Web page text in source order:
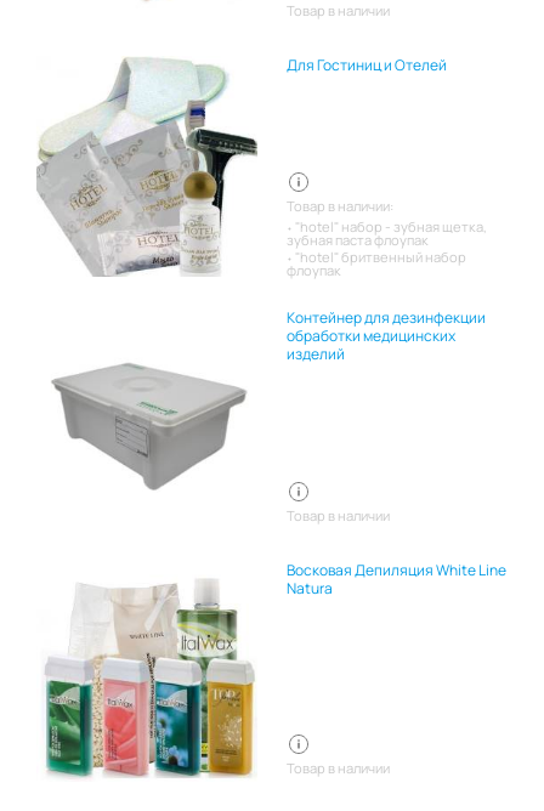
Товар в наличии
Для Гостиниц и Отелей
Товар в наличии:
"hotel" набор - зубная щетка,
зубная паста флоупак
"hotel" бритвенный набор
флоупак
Контейнер для дезинфекции
обработки медицинских
изделий
Товар в наличии
Восковая Депиляция White Line
Natura
Товар в наличии